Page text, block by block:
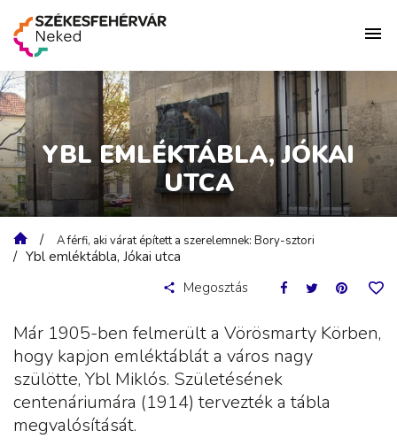
YBL EMLÉKTÁBLA, JÓKAI
UTCA
A férfi, aki várat épített a szerelemnek: Bory-sztori
Ybl emléktábla, Jókai utca
Megosztás
Már 1905-ben felmerült a Vörösmarty Körben,
hogy kapjon emléktáblát a város nagy
szülötte, Ybl Miklós. Születésének
centenáriumára (1914) tervezték a tábla
megvalósítását.